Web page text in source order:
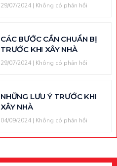
29/07/2024 Không có phản hồi
CÁC BƯỚC CẦN CHUẨN BỊ
TRƯỚC KHI XÂY NHÀ
29/07/2024 Không có phản hồi
NHỮNG LƯU Ý TRƯỚC KHI
XÂY NHÀ
04/09/2024 Không có phản hồi